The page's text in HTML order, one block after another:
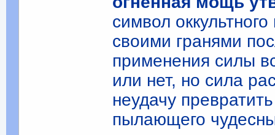
символ
своими гранями
применения силы
или нет, но сила
неудачу
пылающего